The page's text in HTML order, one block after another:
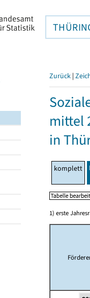
Zurück |
mittel
in
komplett
1) erste